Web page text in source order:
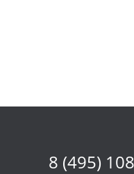
8 (495)